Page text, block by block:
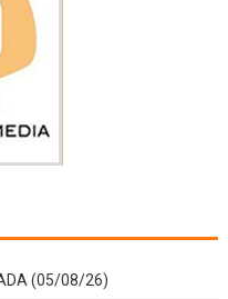
(05/08/26)